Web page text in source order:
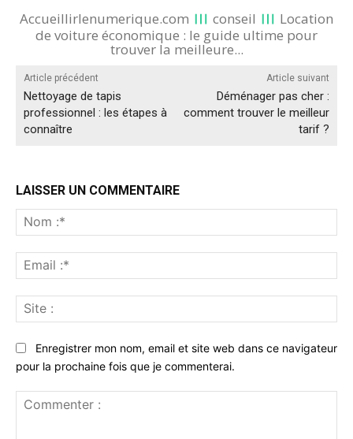
Accueillirlenumerique.com conseil
Location
de voiture économique : le guide ultime pour
trouver la meilleure...
Article précédent
Nettoyage de tapis
professionnel : les étapes à
connaître
Article suivant
Déménager pas cher :
comment trouver le meilleur
tarif ?
LAISSER UN COMMENTAIRE
:*
:*
:
Enregistrer mon nom, email et site web dans ce navigateur
pour la prochaine fois que je commenterai.